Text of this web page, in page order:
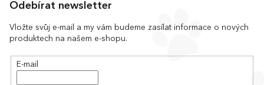
Odebírat newsletter
Vložte svůj e-mail a my vám budeme zasílat informace o nových
produktech na našem e-shopu.
E-mail